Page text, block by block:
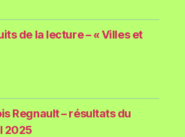
de la lecture – « Villes et
Regnault – résultats du
2025